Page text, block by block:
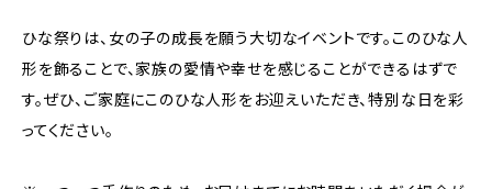
ひな祭りは、女の子の成長を願う大切なイベントです。このひな人
形を飾ることで、家族の愛情や幸せを感じることができるはずで
す。ぜひ、ご家庭にこのひな人形をお迎えいただき、特別な日を彩
ってください。